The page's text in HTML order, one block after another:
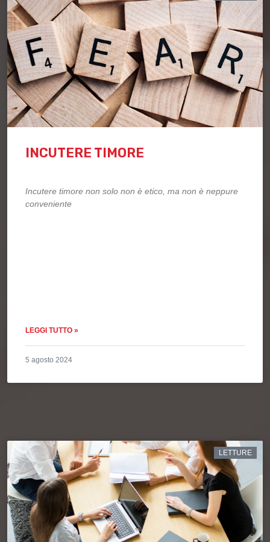
INCUTERE TIMORE
Incutere timore non solo non è etico, ma non è neppure
conveniente
LEGGI TUTTO »
5 agosto 2024
LETTURE